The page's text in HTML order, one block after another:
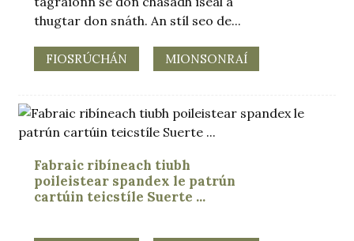
thugtar don snáth. An stíl seo de...
FIOSRÚCHÁN MIONSONRAÍ
Fabraic ribíneach tiubh
poileistear spandex le patrún
cartúin teicstíle Suerte ...